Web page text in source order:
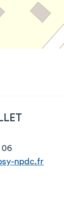
06
npdc.fr